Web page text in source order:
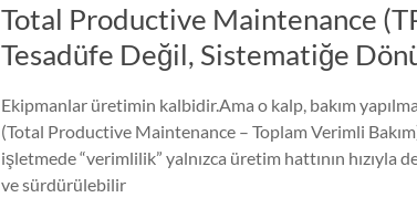
Total Productive Maintenance
Tesadüfe Değil, Sistematiğe
Ekipmanlar üretimin kalbidir.Ama o kalp, bakım
(Total Productive Maintenance – Toplam Verimli
işletmede “verimlilik” yalnızca üretim hattının hızıyla
ve sürdürülebilir